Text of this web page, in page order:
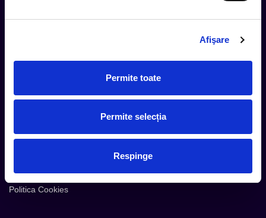
Afişare
Permite toate
Permite selecția
Respinge
Metode plata
Serviciul CareTix
Politica Confidentialitate
Politica Cookies